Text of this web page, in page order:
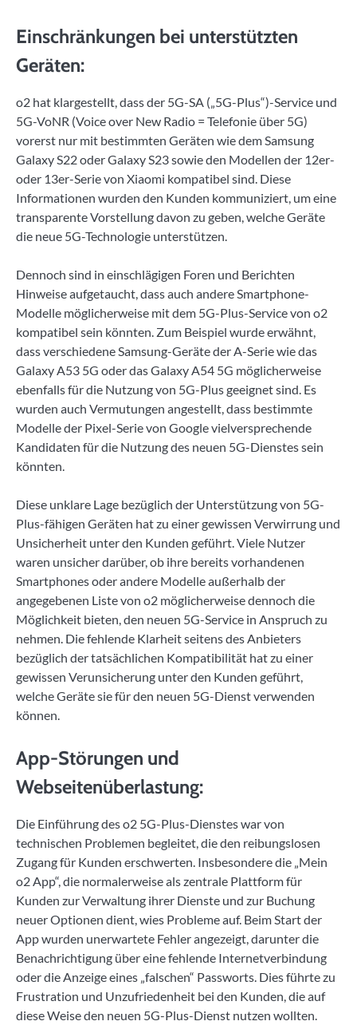
Einschränkungen bei unterstützten
Geräten:
o2 hat klargestellt, dass der 5G-SA („5G-Plus“)-Service und
5G-VoNR (Voice over New Radio = Telefonie über 5G)
vorerst nur mit bestimmten Geräten wie dem Samsung
Galaxy S22 oder Galaxy S23 sowie den Modellen der 12er-
oder 13er-Serie von Xiaomi kompatibel sind. Diese
Informationen wurden den Kunden kommuniziert, um eine
transparente Vorstellung davon zu geben, welche Geräte
die neue 5G-Technologie unterstützen.
Dennoch sind in einschlägigen Foren und Berichten
Hinweise aufgetaucht, dass auch andere Smartphone-
Modelle möglicherweise mit dem 5G-Plus-Service von o2
kompatibel sein könnten. Zum Beispiel wurde erwähnt,
dass verschiedene Samsung-Geräte der A-Serie wie das
Galaxy A53 5G oder das Galaxy A54 5G möglicherweise
ebenfalls für die Nutzung von 5G-Plus geeignet sind. Es
wurden auch Vermutungen angestellt, dass bestimmte
Modelle der Pixel-Serie von Google vielversprechende
Kandidaten für die Nutzung des neuen 5G-Dienstes sein
könnten.
Diese unklare Lage bezüglich der Unterstützung von 5G-
Plus-fähigen Geräten hat zu einer gewissen Verwirrung und
Unsicherheit unter den Kunden geführt. Viele Nutzer
waren unsicher darüber, ob ihre bereits vorhandenen
Smartphones oder andere Modelle außerhalb der
angegebenen Liste von o2 möglicherweise dennoch die
Möglichkeit bieten, den neuen 5G-Service in Anspruch zu
nehmen. Die fehlende Klarheit seitens des Anbieters
bezüglich der tatsächlichen Kompatibilität hat zu einer
gewissen Verunsicherung unter den Kunden geführt,
welche Geräte sie für den neuen 5G-Dienst verwenden
können.
App-Störungen und
Webseitenüberlastung:
Die Einführung des o2 5G-Plus-Dienstes war von
technischen Problemen begleitet, die den reibungslosen
Zugang für Kunden erschwerten. Insbesondere die „Mein
o2 App“, die normalerweise als zentrale Plattform für
Kunden zur Verwaltung ihrer Dienste und zur Buchung
neuer Optionen dient, wies Probleme auf. Beim Start der
App wurden unerwartete Fehler angezeigt, darunter die
Benachrichtigung über eine fehlende Internetverbindung
oder die Anzeige eines „falschen“ Passworts. Dies führte zu
Frustration und Unzufriedenheit bei den Kunden, die auf
diese Weise den neuen 5G-Plus-Dienst nutzen wollten.